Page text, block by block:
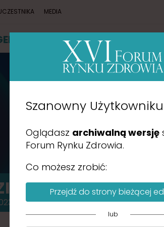
PRELEGENCI
MEDIA
1
Szanowny
Oglądasz archiwalną wersję
Forum Rynku Zdrowia.
Co możesz zrobić:
Przejdź do strony bieżącej
lub